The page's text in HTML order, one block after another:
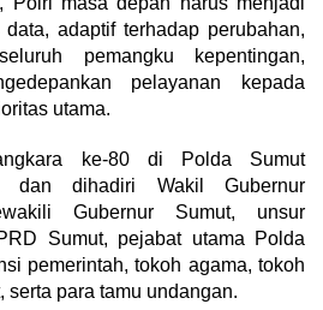
adaptif terhadap perubahan,
pemangku kepentingan,
pelayanan kepada
utama.
ke-80 di Polda Sumut
dan dihadiri Wakil Gubernur
Gubernur Sumut, unsur
Sumut, pejabat utama Polda
pemerintah, tokoh agama, tokoh
serta para tamu undangan.